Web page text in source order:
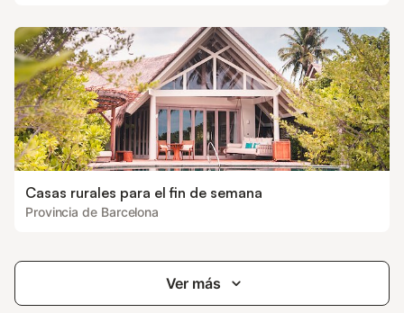
Casas rurales para el fin de semana
Provincia de Barcelona
Ver más